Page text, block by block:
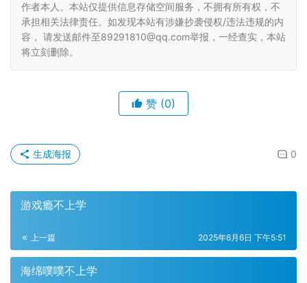
作者本人。本站仅提供信息存储空间服务，不拥有所有权，不
承担相关法律责任。如发现本站有涉嫌抄袭侵权/违法违规的内
容， 请发送邮件至89291810@qq.com举报，一经查实，本站
将立刻删除。
赞 (0)
0
生成海报
游戏瘾不上学
上一篇 2025年6月6日 下午5:51
海绵噗噗不上学